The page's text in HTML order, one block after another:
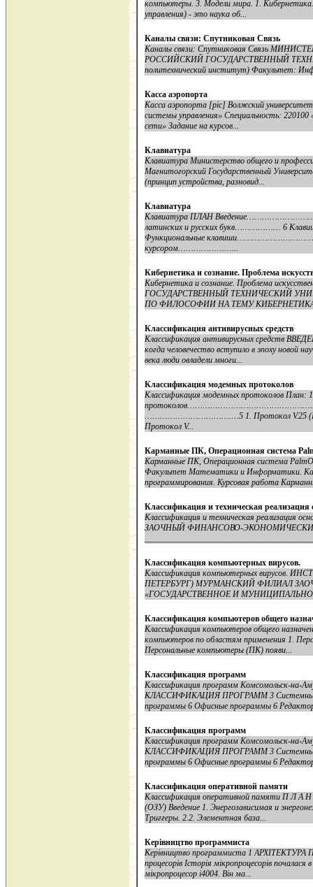
компьютеры. 3. Модели мира. 1. Кибернетика.
управления) - это наука об...
Каналы связи: Спутниковая Связь
Каналы связи: Спутниковая Связь
РОССИЙСКИЙ ГОСУДАРСТВЕННЫЙ
политехнический институт) Факультет:
Касса аэропорта
Касса аэропорта [pic] Волжский
системы управления» Специальность:
сети» Задание на курсов...
Клавиатура
Клавиатура Министерство общего и
Магнитогорский Государственный
(принцип устройства, разновид...
Клавиатура
Клавиатура ПЛАН
латинских и русских букв……………… 6
Функциональные клавиши……………………………
курсором…………………...
Кибернетика и сознание. Проблема
Кибернетика и сознание. Проблема
ГОСУДАРСТВЕННЫЙ ТЕХНИЧЕСКИЙ
ПО ФИЛОСОФИИ НА ТЕМУ
Классификация антивирусных средств
Классификация антивирусных средств
когда человечество вступило в эпоху новой
века люди овладели многи...
Классификация модемных протоколов
Классификация модемных протоколов План:
протоколов………………………………………….…3
…………………………….…5 1. Протокол
Протокол V...
Карманные ПК, Операционная система
Карманные ПК, Операционная система
Факультет Математики и Информатики.
программирования. Курсовая работа
Классификация и техническая
Классификация и техническая
ЗАОЧНЫЙ ФИНАНСОВО-
Классификация компьютерных вирусов.
Классификация компьютерных
ПЕТЕРБУРГ) МУРМАНСКИЙ ФИЛИАЛ
«ГОСУДАРСТВЕННОЕ И
Классификация компьютеров общего
Классификация компьютеров общего
компьютеров по областям применения 1.
Персональные компьютеры (ПК) появи...
Классификация программ
Классификация программ Комсомольск-на-
КЛАССИФИКАЦИЯ ПРОГРАММ 3 Системные
программы 6 Офисные программы 6
Классификация программ
Классификация программ Комсомольск-на-
КЛАССИФИКАЦИЯ ПРОГРАММ 3 Системные
программы 6 Офисные программы 6
Классификация оперативной памяти
Классификация оперативной памяти П Л А
(ОЗУ) Введение 1. Энергозависимая и
Триггеры. 2.2. Элементная база...
Керiвництво программиста
Керiвництво программиста 1 АРХІТЕКТУРА
процесорів Історія мікропроцесорів
мікропроцесор i4004. Він ма...